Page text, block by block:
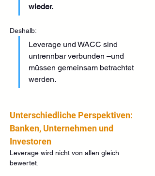
wieder.
Deshalb:
Leverage und WACC sind
untrennbar verbunden –und
müssen gemeinsam betrachtet
werden.
Unterschiedliche Perspektiven:
Banken, Unternehmen und
Investoren
Leverage wird nicht von allen gleich
bewertet.